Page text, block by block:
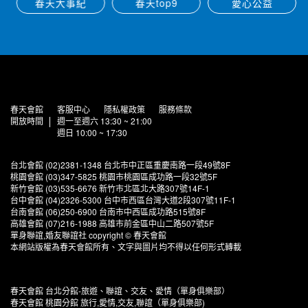
春天會館 客服中心 隱私權政策
服務條款
開放時間
週一至週六 13:30 ~ 21:00
週日 10:00 ~ 17:30
台北會館 (02)2381-1348 台北市中正區重慶南路一段49號8F
桃園會館 (03)347-5825 桃園市桃園區成功路一段32號5F
新竹會館 (03)535-6676 新竹市北區北大路307號14F-1
台中會館 (04)2326-5300 台中市西區台灣大道2段307號11F-1
台南會館 (06)250-6900 台南市中西區成功路515號8F
高雄會館 (07)216-1988 高雄市前金區中山二路507號5F
單身聯誼,婚友聯誼社 copyright © 春天會館
本網站版權為春天會館所有、文字與圖片均不得以任何形式轉載
春天會館 台北分館-旅遊、聯誼、交友、愛情（單身俱樂部）
春天會館 桃園分館 旅行,愛情,交友,聯誼（單身俱樂部)